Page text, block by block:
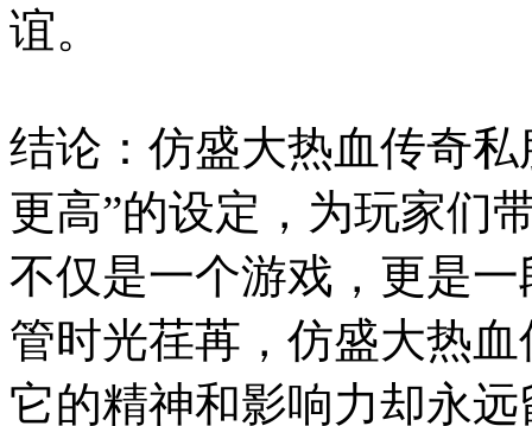
谊。
结论：仿盛大热血传奇
更高”的设定，为玩家们
不仅是一个游戏，更是
管时光荏苒，仿盛大热
它的精神和影响力却永